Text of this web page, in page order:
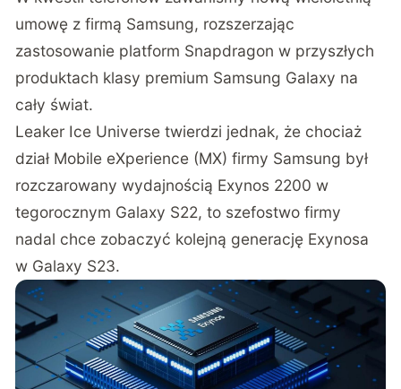
umowę z firmą Samsung, rozszerzając
zastosowanie platform Snapdragon w przyszłych
produktach klasy premium Samsung Galaxy na
cały świat.
Leaker Ice Universe twierdzi jednak, że chociaż
dział Mobile eXperience (MX) firmy Samsung był
rozczarowany wydajnością Exynos 2200 w
tegorocznym Galaxy S22, to szefostwo firmy
nadal chce zobaczyć kolejną generację Exynosa
w Galaxy S23.